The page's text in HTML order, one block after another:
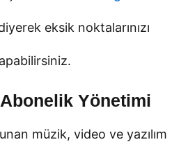
eksik noktalarınızı
Yönetimi
müzik, video ve yazılım